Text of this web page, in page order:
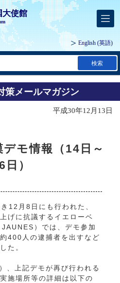
大使館
English (英語)
検索
策メールマガジン
平成30年12月13日
モ情報（14日～
日）
12月8日にも行われた、
げに抗議するイエローベ
）では、デモ参加
400人の逮捕者を出すなど
た。
上記デモが再び行われる
施場所等の詳細は以下の